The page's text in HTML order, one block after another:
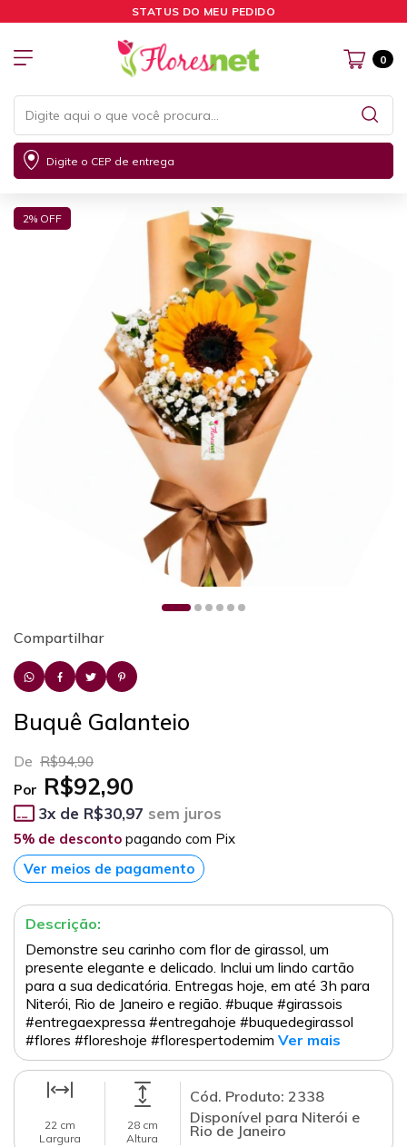
STATUS DO MEU PEDIDO
0
Digite o CEP de entrega
2% OFF
Compartilhar
Buquê Galanteio
De R$94,90
Por R$92,90
3x de R$30,97 sem juros
5% de desconto pagando com Pix
Ver meios de pagamento
Descrição:
Demonstre seu carinho com flor de girassol, um
presente elegante e delicado. Inclui um lindo cartão
para a sua dedicatória. Entregas hoje, em até 3h para
Niterói, Rio de Janeiro e região. #buque #girassois
#entregaexpressa #entregahoje #buquedegirassol
#flores #floreshoje #florespertodemim Ver mais
22 cm
Largura
28 cm
Altura
Cód. Produto: 2338
Disponível para Niterói e
Rio de Janeiro